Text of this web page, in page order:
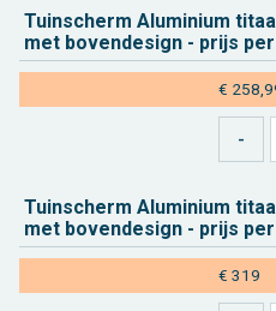
Tuin­scherm Alu­mi­ni­um
met bo­ven­de­sign - prijs per
€
Tuin­scherm Alu­mi­ni­um
met bo­ven­de­sign - prijs
€ 319